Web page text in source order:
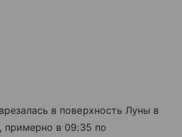
в поверхность Луны в
примерно в 09:35 по